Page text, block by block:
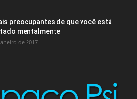
preocupantes de que você está
mentalmente
de 2017